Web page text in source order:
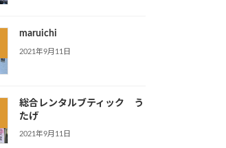
maruichi
2021年9月11日
総合レンタルブティック う
たげ
2021年9月11日